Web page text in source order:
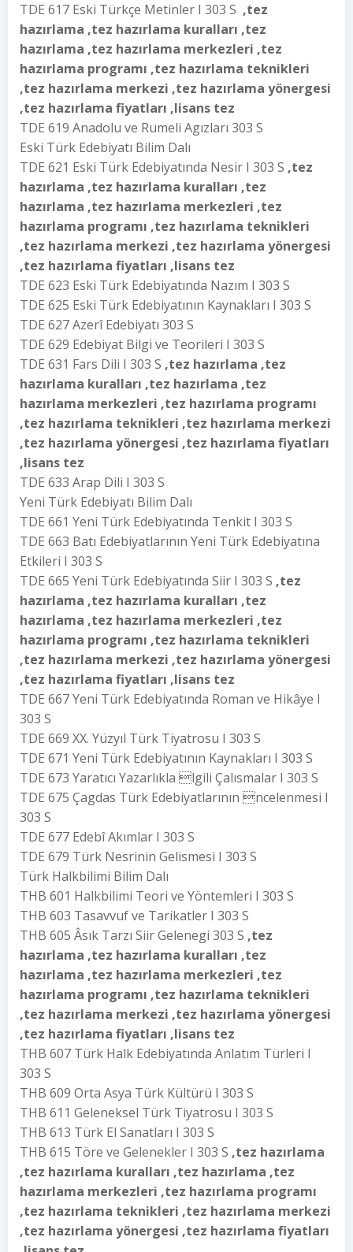
TDE 617 Eski Türkçe Metinler I 303 S ,tez
hazırlama ,tez hazırlama kuralları ,tez
hazırlama ,tez hazırlama merkezleri ,tez
hazırlama programı ,tez hazırlama teknikleri
,tez hazırlama merkezi ,tez hazırlama yönergesi
,tez hazırlama fiyatları ,lisans tez
TDE 619 Anadolu ve Rumeli Agızları 303 S
Eski Türk Edebiyatı Bilim Dalı
TDE 621 Eski Türk Edebiyatında Nesir I 303 S ,tez
hazırlama ,tez hazırlama kuralları ,tez
hazırlama ,tez hazırlama merkezleri ,tez
hazırlama programı ,tez hazırlama teknikleri
,tez hazırlama merkezi ,tez hazırlama yönergesi
,tez hazırlama fiyatları ,lisans tez
TDE 623 Eski Türk Edebiyatında Nazım I 303 S
TDE 625 Eski Türk Edebiyatının Kaynakları I 303 S
TDE 627 Azerî Edebiyatı 303 S
TDE 629 Edebiyat Bilgi ve Teorileri I 303 S
TDE 631 Fars Dili I 303 S ,tez hazırlama ,tez
hazırlama kuralları ,tez hazırlama ,tez
hazırlama merkezleri ,tez hazırlama programı
,tez hazırlama teknikleri ,tez hazırlama merkezi
,tez hazırlama yönergesi ,tez hazırlama fiyatları
,lisans tez
TDE 633 Arap Dili I 303 S
Yeni Türk Edebiyatı Bilim Dalı
TDE 661 Yeni Türk Edebiyatında Tenkit I 303 S
TDE 663 Batı Edebiyatlarının Yeni Türk Edebiyatına
Etkileri I 303 S
TDE 665 Yeni Türk Edebiyatında Siir I 303 S ,tez
hazırlama ,tez hazırlama kuralları ,tez
hazırlama ,tez hazırlama merkezleri ,tez
hazırlama programı ,tez hazırlama teknikleri
,tez hazırlama merkezi ,tez hazırlama yönergesi
,tez hazırlama fiyatları ,lisans tez
TDE 667 Yeni Türk Edebiyatında Roman ve Hikâye I
303 S
TDE 669 XX. Yüzyıl Türk Tiyatrosu I 303 S
TDE 671 Yeni Türk Edebiyatının Kaynakları I 303 S
TDE 673 Yaratıcı Yazarlıkla lgili Çalısmalar I 303 S
TDE 675 Çagdas Türk Edebiyatlarının ncelenmesi I
303 S
TDE 677 Edebî Akımlar I 303 S
TDE 679 Türk Nesrinin Gelismesi I 303 S
Türk Halkbilimi Bilim Dalı
THB 601 Halkbilimi Teori ve Yöntemleri I 303 S
THB 603 Tasavvuf ve Tarikatler I 303 S
THB 605 Âsık Tarzı Siir Gelenegi 303 S ,tez
hazırlama ,tez hazırlama kuralları ,tez
hazırlama ,tez hazırlama merkezleri ,tez
hazırlama programı ,tez hazırlama teknikleri
,tez hazırlama merkezi ,tez hazırlama yönergesi
,tez hazırlama fiyatları ,lisans tez
THB 607 Türk Halk Edebiyatında Anlatım Türleri I
303 S
THB 609 Orta Asya Türk Kültürü I 303 S
THB 611 Geleneksel Türk Tiyatrosu I 303 S
THB 613 Türk El Sanatları I 303 S
THB 615 Töre ve Gelenekler I 303 S ,tez hazırlama
,tez hazırlama kuralları ,tez hazırlama ,tez
hazırlama merkezleri ,tez hazırlama programı
,tez hazırlama teknikleri ,tez hazırlama merkezi
,tez hazırlama yönergesi ,tez hazırlama fiyatları